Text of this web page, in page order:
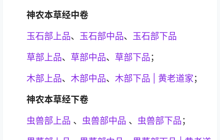
神农本草经中卷
玉石部上品、 玉石部中品、 玉石部下品
草部上品、 草部中品、 草部下品；
木部上品、 木部中品、 木部下品 | 黄老道家；
神农本草经下卷
虫兽部上品 、 虫兽部中品 、 虫兽部下品；